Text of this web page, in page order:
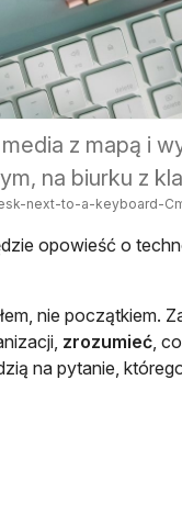
z mapą i
na biurku z
next-to-a-keyboard-
opowieść o
nie początkiem.
zrozumieć,
na pytanie,